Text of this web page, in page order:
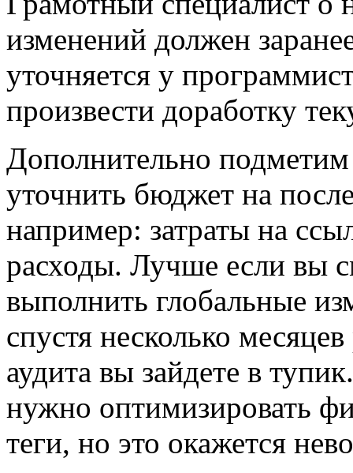
изменений должен
уточняется у
произвести доработку
Дополнительно подметим
уточнить бюджет на
например: затраты на
расходы. Лучше если вы
выполнить глобальные
спустя несколько
аудита вы зайдете в
нужно оптимизировать
теги, но это окажется